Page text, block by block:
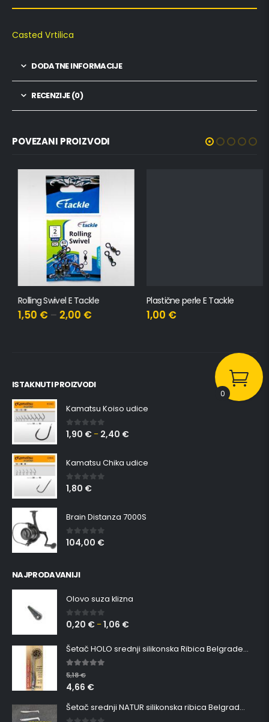
Casted Vrtilica
DODATNE INFORMACIJE
RECENZIJE (0)
POVEZANI PROIZVODI
Rolling Swivel E Tackle
1,50€–2,00€
Plastične perle E Tackle
1,00€
ISTAKNUTI PROIZVODI
Kamatsu Koiso udice
0 out of 5
1,90 € – 2,40 €
Kamatsu Chika udice
0 out of 5
1,80 €
Brain Distanza 7000S
0out of 5
104,00 €
NAJPRODAVANIJI
Olovo suza klizna
0 out of 5
0,20 € –1,06 €
Šetač HOLO srednji silikonska Ribica Belgrade Walker
5.00out of 5
5,18€
4,66 €
Šetač srednji NATUR silikonska ribica Belgrade Walker
0